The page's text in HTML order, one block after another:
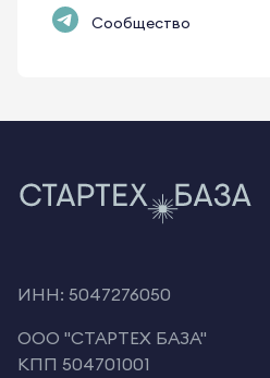
Сообщество
ИНН: 5047276050
OOO "СТАРТЕХ БАЗА"
КПП 504701001